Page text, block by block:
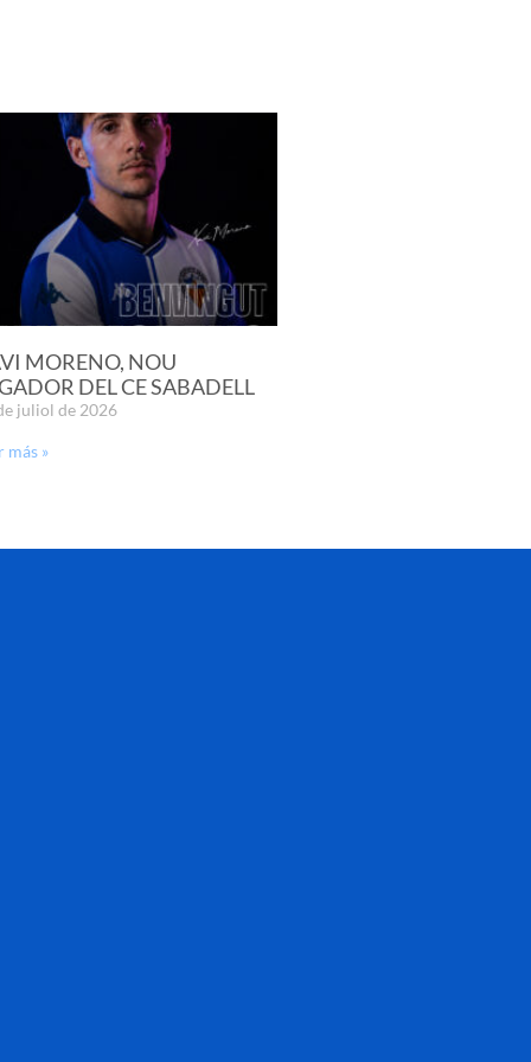
MORENO, NOU
DEL CE SABADELL
juliol de 2026
más »